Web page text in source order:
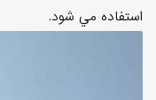
استفاده مي شود.